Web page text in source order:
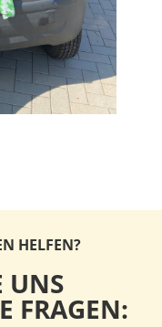
HELFEN?
UNS
FRAGEN: